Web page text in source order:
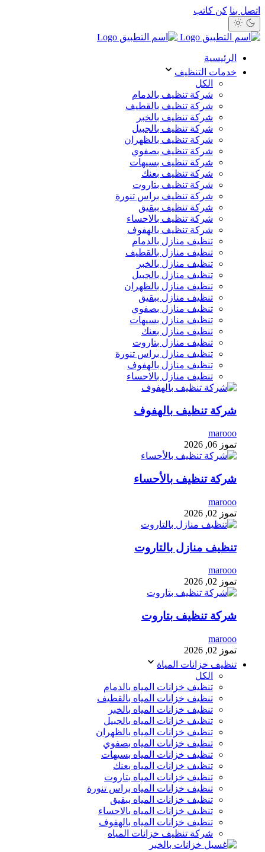
اتصل بنا كن كاتب
الرئيسية
خدمات التنظيف
الكل
شركة تنظيف بالدمام
شركة تنظيف بالقطيف
شركة تنظيف بالخبر
شركة تنظيف بالجبيل
شركة تنظيف بالظهران
شركة تنظيف بصفوي
شركة تنظيف بسيهات
شركة تنظيف بعنك
شركة تنظيف بتاروت
شركة تنظيف براس تنورة
شركة تنظيف ببقيق
شركة تنظيف بالاحساء
شركة تنظيف بالهفوف
تنظيف منازل بالدمام
تنظيف منازل بالقطيف
تنظيف منازل بالخبر
تنظيف منازل بالجبيل
تنظيف منازل بالظهران
تنظيف منازل ببقيق
تنظيف منازل بصفوي
تنظيف منازل بسيهات
تنظيف منازل بعنك
تنظيف منازل بتاروت
تنظيف منازل براس تنورة
تنظيف منازل بالهفوف
تنظيف منازل بالاحساء
شركة تنظيف بالهفوف
marooo
تموز 06, 2026
شركة تنظيف بالأحساء
marooo
تموز 02, 2026
تنظيف منازل بالتاروت
marooo
تموز 02, 2026
شركة تنظيف بتاروت
marooo
تموز 02, 2026
تنظيف خزانات المياة
الكل
تنظيف خزانات المياه بالدمام
تنظيف خزانات المياه بالقطيف
تنظيف خزانات المياه بالخبر
تنظيف خزانات المياه بالجبيل
تنظيف خزانات المياه بالظهران
تنظيف خزانات المياه بصفوي
تنظيف خزانات المياه بسيهات
تنظيف خزانات المياه بعنك
تنظيف خزانات المياه بتاروت
تنظيف خزانات المياه براس تنورة
تنظيف خزانات المياه ببقيق
تنظيف خزانات المياه بالاحساء
تنظيف خزانات المياه بالهفوف
شركة تنظيف خزانات المياه